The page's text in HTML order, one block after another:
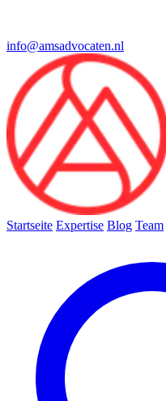
info@amsadvocaten.nl
Startseite Expertise Blog Team